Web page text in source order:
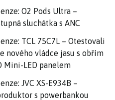
O2 Pods Ultra –
sluchátka s ANC
TCL 75C7L – Otestovali
nového vládce jasu s obřím
Mini-LED panelem
JVC XS-E934B –
s powerbankou